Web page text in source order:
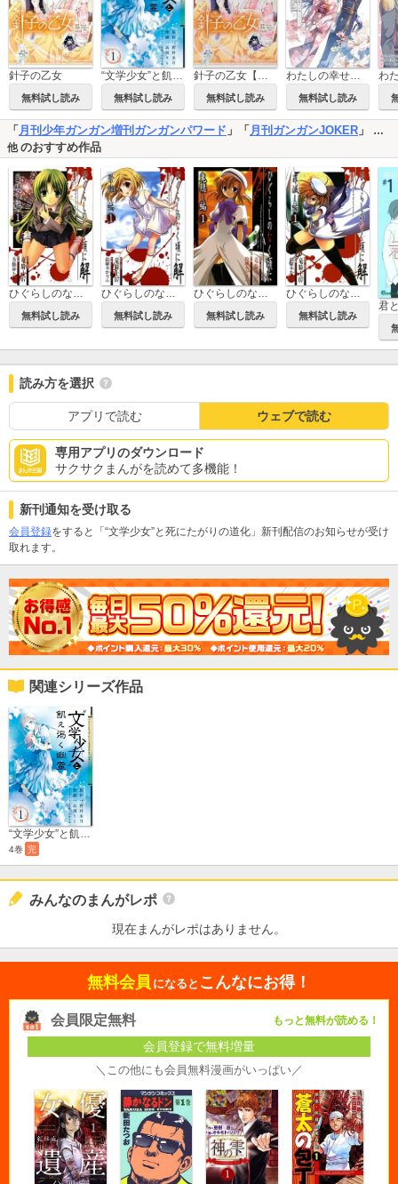
針子の乙女
無料試し読み 無料試し読み 無料試し読み 無料試し読み
「月刊少年ガンガン増刊ガンガンパワード 」「月刊ガンガンJOKER 」
…
他のおすすめ作品
ひぐらしのなく頃に解 目明し編
無料試し読み
ひぐらしのなく頃に解 祭囃し編
無料試し読み
ひぐらしのなく頃に 鬼隠し編
無料試し読み
ひぐらしのなく頃に解 罪滅し編
無料試し読み
君
読み方を選択
アプリで読む ウェブで読む
専用アプリのダウンロード
サクサクまんがを読めて多機能！
新刊通知を受け取る
会員登録をすると「“文学少女”と死にたがりの道化」新刊配信のお知らせが受け
取れます。
関連シリーズ作品
4巻 完
みんなのまんがレポ
現在まんがレポはありません。
無料会員 になると こんなにお得！
会員限定無料 もっと無料が読める！
会員登録で無料増量
＼この他にも会員無料漫画がいっぱい／